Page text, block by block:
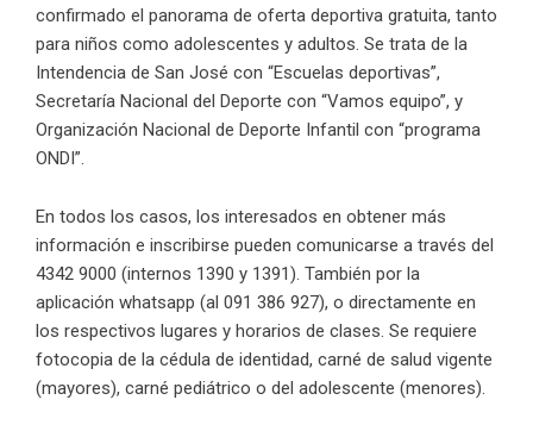
confirmado el panorama de oferta deportiva gratuita, tanto
para niños como adolescentes y adultos. Se trata de la
Intendencia de San José con “Escuelas deportivas”,
Secretaría Nacional del Deporte con “Vamos equipo”, y
Organización Nacional de Deporte Infantil con “programa
ONDI”.
En todos los casos, los interesados en obtener más
información e inscribirse pueden comunicarse a través del
4342 9000 (internos 1390 y 1391). También por la
aplicación whatsapp (al 091 386 927), o directamente en
los respectivos lugares y horarios de clases. Se requiere
fotocopia de la cédula de identidad, carné de salud vigente
(mayores), carné pediátrico o del adolescente (menores).